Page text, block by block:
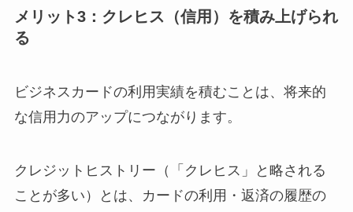
メリット3：クレヒス（信用）を積み上げられ
る
ビジネスカードの利用実績を積むことは、将来的
な信用力のアップにつながります。
クレジットヒストリー（「クレヒス」と略される
ことが多い）とは、カードの利用・返済の履歴の